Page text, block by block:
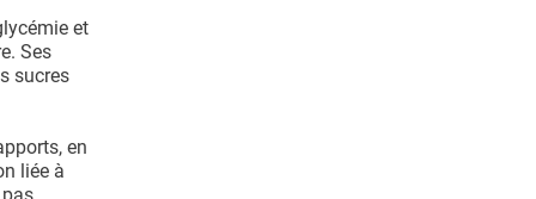
et
Ses
sucres
en
liée à